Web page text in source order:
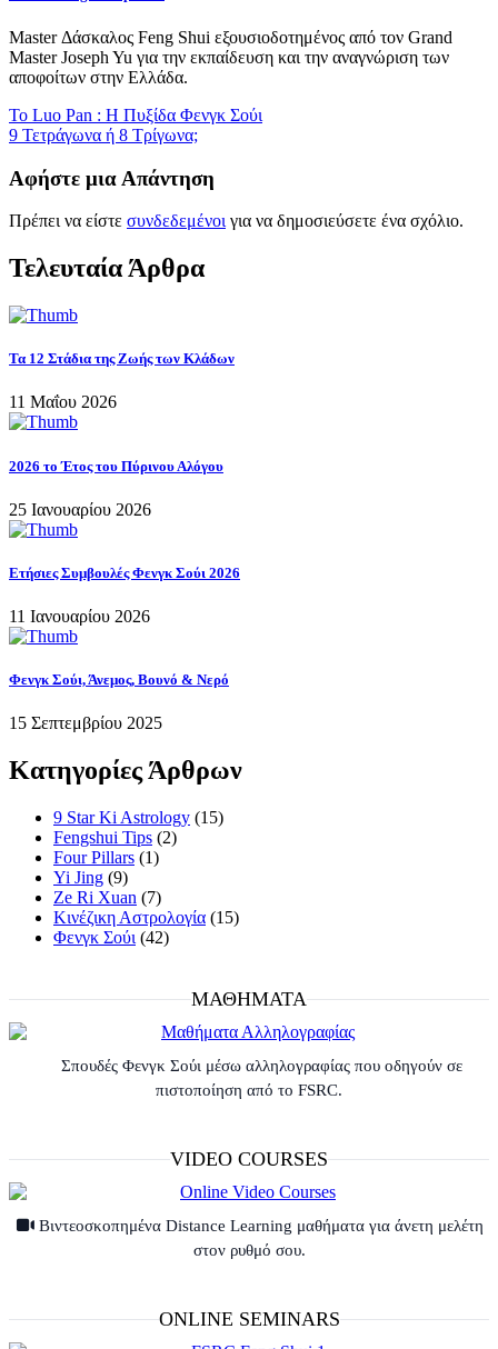
Master Δάσκαλος Feng Shui εξουσιοδοτημένος από τον Grand
Master Joseph Yu για την εκπαίδευση και την αναγνώριση των
αποφοίτων στην Ελλάδα.
Το Luo Pan : Η Πυξίδα Φενγκ Σούι
9 Τετράγωνα ή 8 Τρίγωνα;
Αφήστε μια Απάντηση
Πρέπει να είστε συνδεδεμένοι για να δημοσιεύσετε ένα σχόλιο.
Τελευταία Άρθρα
Τα 12 Στάδια της Ζωής των Κλάδων
11 Μαΐου 2026
2026 το Έτος του Πύρινου Αλόγου
25 Ιανουαρίου 2026
Ετήσιες Συμβουλές Φενγκ Σούι 2026
11 Ιανουαρίου 2026
Φενγκ Σούι, Άνεμος, Βουνό & Νερό
15 Σεπτεμβρίου 2025
Κατηγορίες Άρθρων
9 Star Ki Astrology (15)
Fengshui Tips (2)
Four Pillars (1)
Yi Jing (9)
Ze Ri Xuan (7)
Κινέζικη Αστρολογία (15)
Φενγκ Σούι (42)
ΜΑΘΗΜΑΤΑ
Σπουδές Φενγκ Σούι μέσω αλληλογραφίας που οδηγούν σε
πιστοποίηση από το FSRC.
VIDEO COURSES
Βιντεοσκοπημένα Distance Learning μαθήματα για άνετη μελέτη
στον ρυθμό σου.
ONLINE SEMINARS